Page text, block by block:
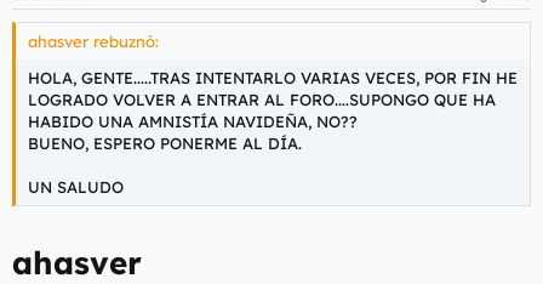
ahasver rebuznó:
HOLA, GENTE.....TRAS INTENTARLO VARIAS VECES, POR FIN HE
LOGRADO VOLVER A ENTRAR AL FORO....SUPONGO QUE HA
HABIDO UNA AMNISTÍA NAVIDEÑA, NO??
BUENO, ESPERO PONERME AL DÍA.
UN SALUDO
ahasver